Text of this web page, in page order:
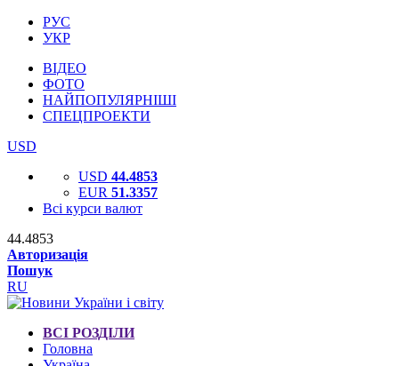
РУС
УКР
ВІДЕО
ФОТО
НАЙПОПУЛЯРНІШІ
СПЕЦПРОЕКТИ
USD
USD 44.4853
EUR 51.3357
Всі курси валют
44.4853
Авторизація
Пошук
RU
ВСІ РОЗДІЛИ
Головна